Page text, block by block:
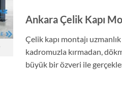
Ankara Çelik Kapı
Çelik kapı montajı
kadromuzla kırmadan,
büyük bir özveri ile